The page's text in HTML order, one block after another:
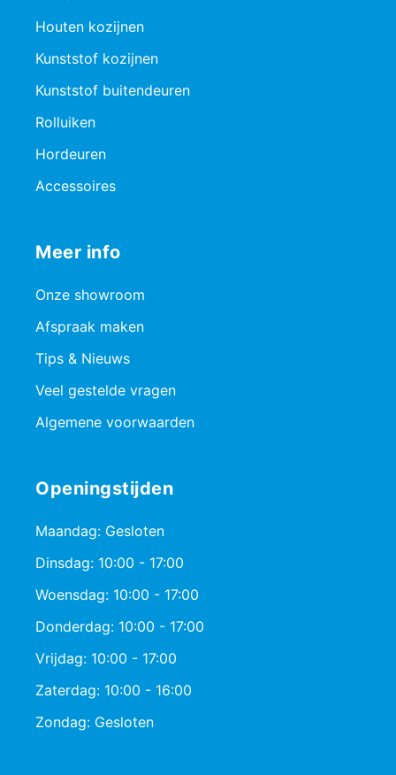
Houten kozijnen
Kunststof kozijnen
Kunststof buitendeuren
Rolluiken
Hordeuren
Accessoires
Meer info
Onze showroom
Afspraak maken
Tips & Nieuws
Veel gestelde vragen
Algemene voorwaarden
Openingstijden
Maandag: Gesloten
Dinsdag: 10:00 - 17:00
Woensdag: 10:00 - 17:00
Donderdag: 10:00 - 17:00
Vrijdag: 10:00 - 17:00
Zaterdag: 10:00 - 16:00
Zondag: Gesloten